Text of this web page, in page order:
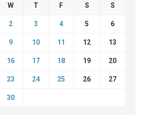
W T F S S
2 3 4 5 6
9 10 11 12 13
16 17 18 19 20
23 24 25 26 27
30